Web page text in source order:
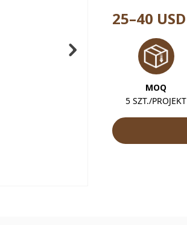
25–40 USD
MOQ
5 SZT./PROJEKT